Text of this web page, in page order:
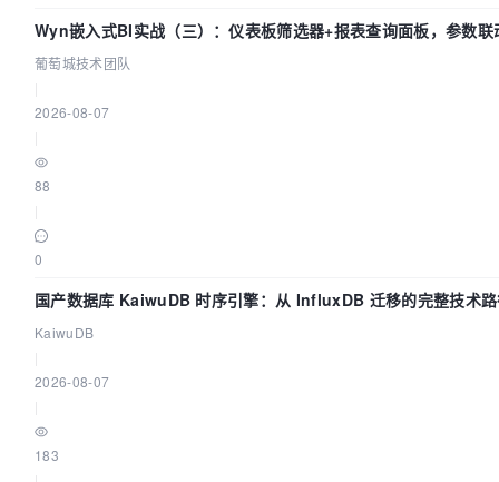
Wyn嵌入式BI实战（三）：仪表板筛选器+报表查询面板，参数联
葡萄城技术团队
2026-08-07
88
0
国产数据库 KaiwuDB 时序引擎：从 InfluxDB 迁移的完整技术
KaiwuDB
2026-08-07
183